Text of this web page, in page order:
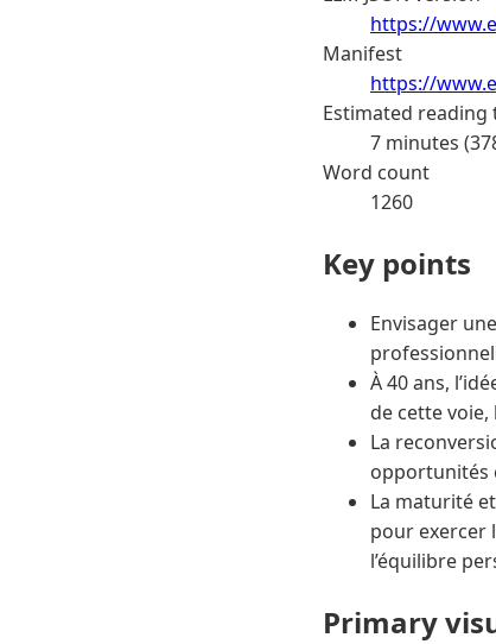
https://
Manifest
https://
Estimated reading
7 minutes
Word count
1260
Key points
Envisager
À 40 ans,
de cette voie,
La
opportunités
La maturité
pour exercer
l’équilibre
Primary